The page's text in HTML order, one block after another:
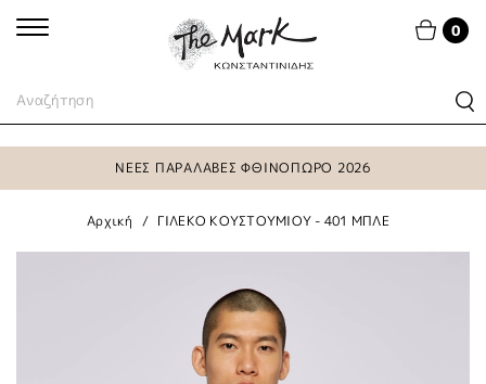
0
ΝΕΕΣ ΠΑΡΑΛΑΒΕΣ ΦΘΙΝΟΠΩΡΟ 2026
Αρχική ΓΙΛΕΚΟ ΚΟΥΣΤΟΥΜΙΟΥ - 401 ΜΠΛΕ